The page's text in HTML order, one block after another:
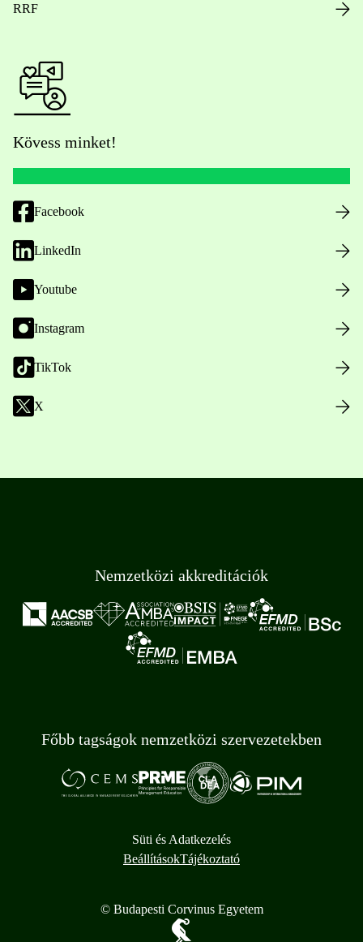
RRF
Kövess minket!
Facebook
LinkedIn
Youtube
Instagram
TikTok
X
Nemzetközi akkreditációk
Főbb tagságok nemzetközi szervezetekben
Süti és Adatkezelés
BeállításokTájékoztató
© Budapesti Corvinus Egyetem